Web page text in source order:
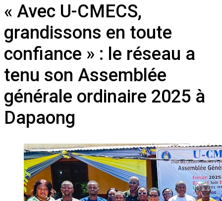
« Avec U-CMECS,
grandissons en toute
confiance » : le réseau a
tenu son Assemblée
générale ordinaire 2025 à
Dapaong